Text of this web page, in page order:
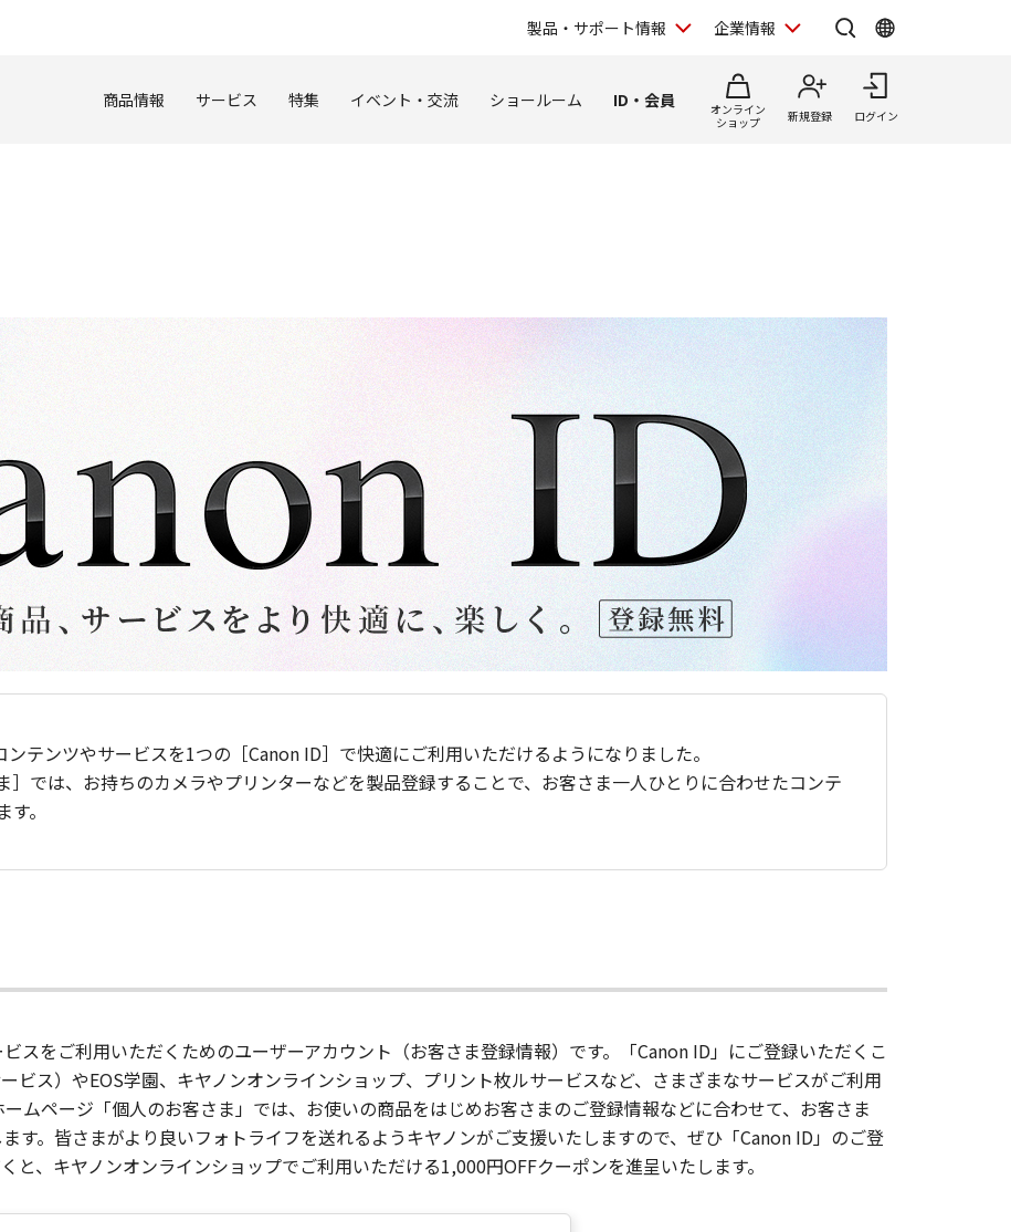
製品・サポート情報 企業情報
商品情報 サービス 特集 イベント・交流 ショールーム ID・会員
オンライン
ショップ
新規登録 ログイン
テンツやサービスを1つの［Canon ID］で快適にご利用いただけるようになりました。
］では、お持ちのカメラやプリンターなどを製品登録することで、お客さま一人ひとりに合わせたコンテ
。
スをご利用いただくためのユーザーアカウント（お客さま登録情報）です。「Canon ID」にご登録いただくこ
ビス）やEOS学園、キヤノンオンラインショップ、プリント枚ルサービスなど、さまざまなサービスがご利用
ムページ「個人のお客さま」では、お使いの商品をはじめお客さまのご登録情報などに合わせて、お客さま
す。皆さまがより良いフォトライフを送れるようキヤノンがご支援いたしますので、ぜひ「Canon ID」のご登
と、キヤノンオンラインショップでご利用いただける1,000円OFFクーポンを進呈いたします。